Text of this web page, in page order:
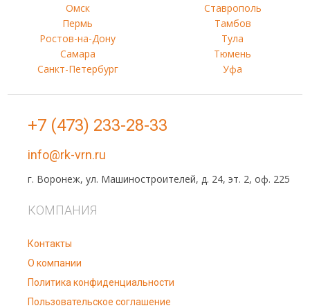
Омск
Пермь
Ростов-на-Дону
Самара
Санкт-Петербург
Ставрополь
Тамбов
Тула
Тюмень
Уфа
+7 (473) 233-28-33
info@rk-vrn.ru
г. Воронеж, ул. Машиностроителей, д. 24, эт. 2, оф. 225
КОМПАНИЯ
Контакты
О компании
Политика конфиденциальности
Пользовательское соглашение